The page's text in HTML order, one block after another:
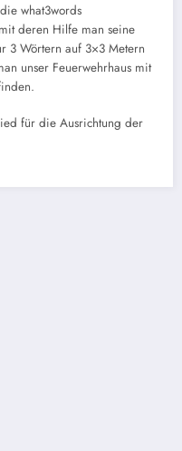
what3words
deren Hilfe man seine
3 Wörtern auf 3×3 Metern
unser Feuerwehrhaus mit
für die Ausrichtung der